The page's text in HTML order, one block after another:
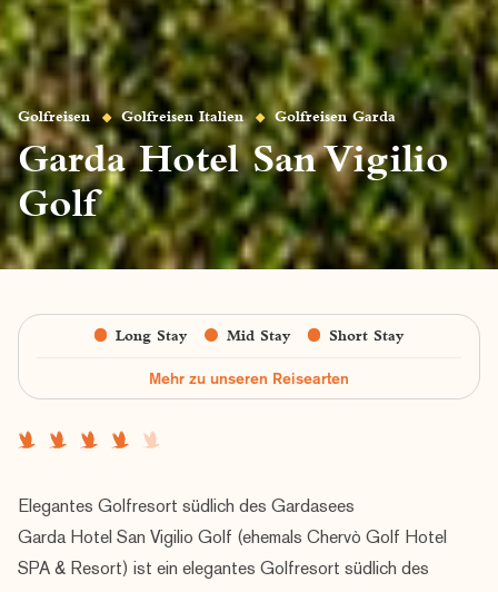
Golfreisen Golfreisen Italien Golfreisen Garda
Garda Hotel San Vigilio
Golf
Long Stay Mid Stay Short Stay
Mehr zu unseren Reisearten
Elegantes Golfresort südlich des Gardasees
Garda Hotel San Vigilio Golf (ehemals Chervò Golf Hotel
SPA & Resort) ist ein elegantes Golfresort südlich des